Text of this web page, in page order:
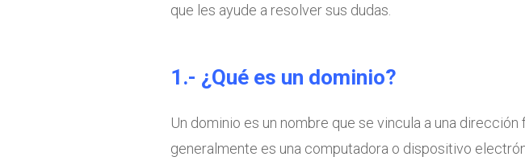
que les ayude a resolver sus dudas.
1.- ¿Qué es un dominio?
Un dominio es un nombre que se vincula a una dirección
generalmente es una computadora o dispositivo